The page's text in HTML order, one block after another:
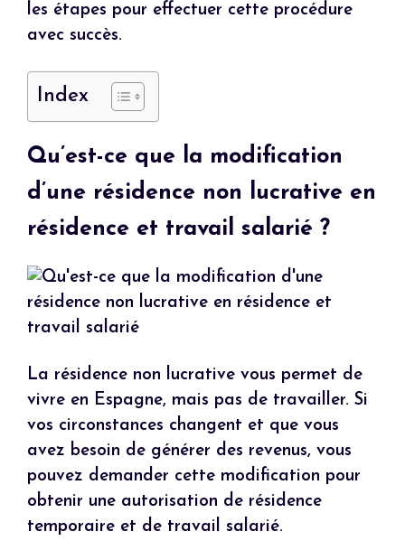
les étapes pour effectuer cette procédure
avec succès.
Index
Qu’est-ce que la modification
d’une résidence non lucrative en
résidence et travail salarié ?
La résidence non lucrative vous permet de
vivre en Espagne, mais pas de travailler. Si
vos circonstances changent et que vous
avez besoin de générer des revenus, vous
pouvez demander cette modification pour
obtenir une autorisation de résidence
temporaire et de travail salarié.